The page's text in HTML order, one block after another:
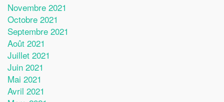
Novembre 2021
Octobre 2021
Septembre 2021
Août 2021
Juillet 2021
Juin 2021
Mai 2021
Avril 2021